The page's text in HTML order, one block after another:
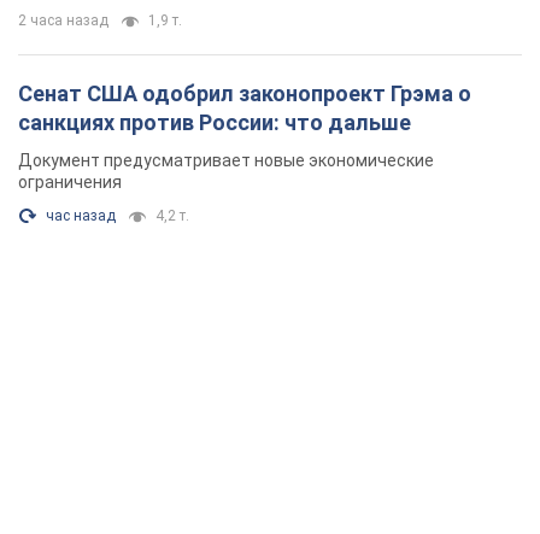
2 часа назад 1,9 т.
Сенат США одобрил законопроект Грэма о
санкциях против России: что дальше
Документ предусматривает новые экономические
ограничения
час назад 4,2 т.